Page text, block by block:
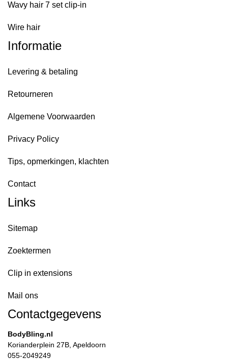
Wavy hair 7 set clip-in
Wire hair
Informatie
Levering & betaling
Retourneren
Algemene Voorwaarden
Privacy Policy
Tips, opmerkingen, klachten
Contact
Links
Sitemap
Zoektermen
Clip in extensions
Mail ons
Contactgegevens
BodyBling.nl
Korianderplein 27B, Apeldoorn
055-2049249